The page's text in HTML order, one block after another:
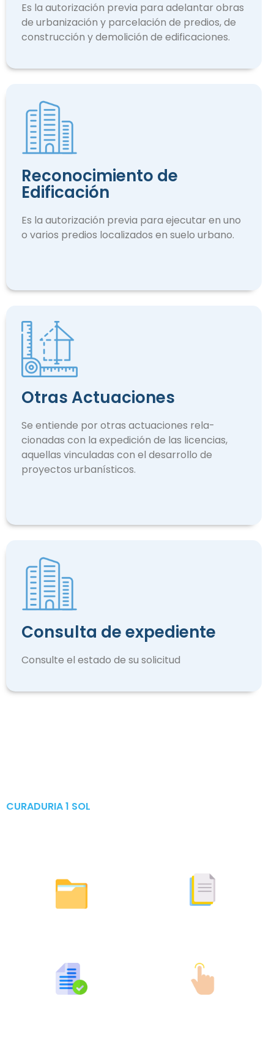
Es la autorización previa para adelantar obras
de urbanización y parcelación de predios, de
construcción y demolición de edificaciones.
Reconocimiento de
Edificación
Es la autorización previa para ejecutar en uno
o varios predios localizados en suelo urbano.
Otras Actuaciones
Se entiende por otras actuaciones rela­
cionadas con la expedición de las licencias,
aquellas vinculadas con el desarrollo de
proyectos urbanísticos.
Consulta de expediente
Consulte el estado de su solicitud
CURADURIA 1 SOL